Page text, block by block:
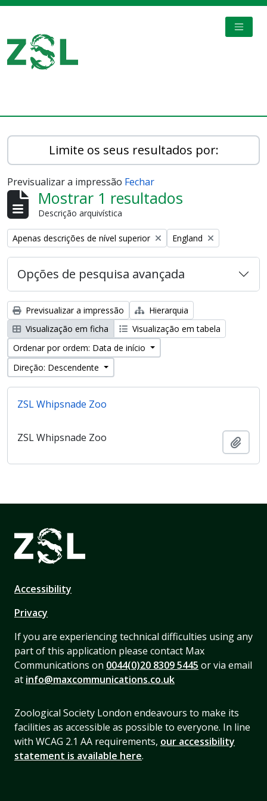
Limite os seus resultados por:
Previsualizar a impressão Fechar
Mostrar 1 resultados
Descrição arquivística
Remove filter:
Apenas descrições de nível superior Remove filter:
England
Opções de pesquisa avançada
Previsualizar a impressão
Hierarquia
Visualização em ficha
Visualização em tabela
Ordenar por ordem: Data de início
Direção: Descendente
ZSL Whipsnade Zoo
ZSL Whipsnade Zoo
Accessibility
Privacy
If you are experiencing technical difficulties using any
part of this application please contact Max
Communications on 0044(0)20 8309 5445 or via email
at info@maxcommunications.co.uk
Zoological Society London endeavours to make its
facilities as accessible as possible to everyone. In line
with WCAG 2.1 AA requirements, our accessibility
statement is available here.